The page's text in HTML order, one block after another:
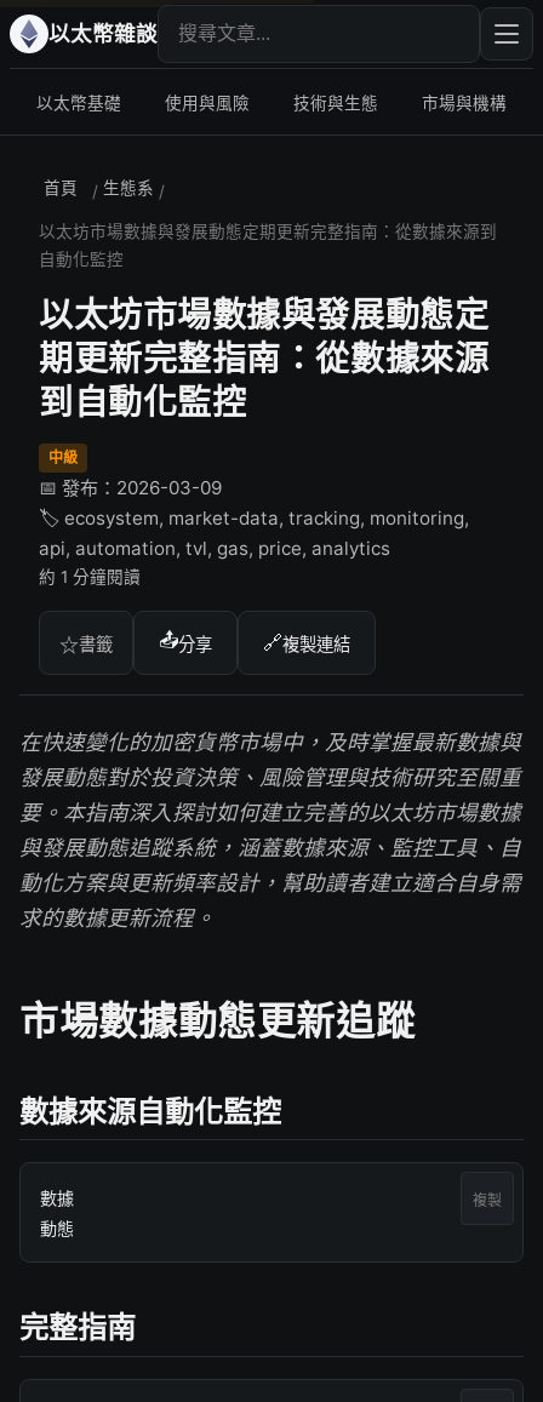
以太幣雜談 搜尋文章 輸入
以太幣基礎 使用與風險 技術與生態 市場與機構
首頁 / 生態系 /
以太坊市場數據與發展動態定期更新完整指南：從數據來源到
自動化監控
以太坊市場數據與發展動態定
期更新完整指南：從數據來源
到自動化監控
中級
📅 發布：2026-03-09
🏷️ ecosystem, market-data, tracking, monitoring,
api, automation, tvl, gas, price, analytics
約 1 分鐘閱讀
☆書籤 📤分享 🔗複製連結
在快速變化的加密貨幣市場中，及時掌握最新數據與
發展動態對於投資決策、風險管理與技術研究至關重
要。本指南深入探討如何建立完善的以太坊市場數據
與發展動態追蹤系統，涵蓋數據來源、監控工具、自
動化方案與更新頻率設計，幫助讀者建立適合自身需
求的數據更新流程。
市場數據動態更新追蹤
數據來源自動化監控
數據
動態
複製
完整指南